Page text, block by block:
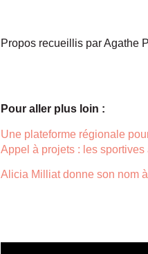
Propos recueillis par Agathe
Pour aller plus loin :
Une plateforme régionale
Appel à projets : les sportives
Alicia Milliat donne son nom